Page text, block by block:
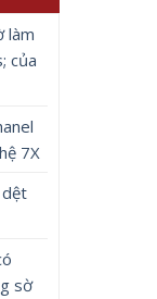
làm
của
7X
dệt
sờ